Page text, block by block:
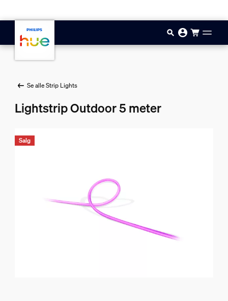
Se alle Strip Lights
Lightstrip Outdoor 5 meter
Salg